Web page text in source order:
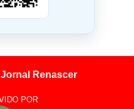
Jornal Renascer
POR